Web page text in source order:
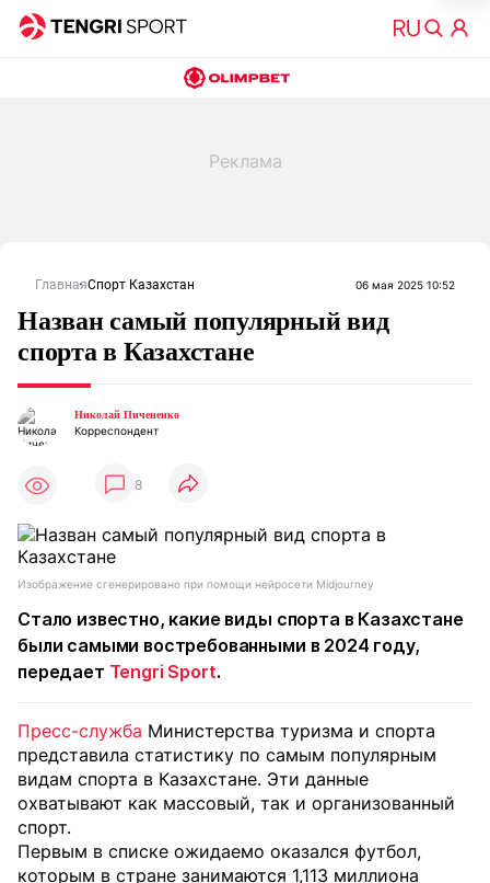
ГлавнаяСпорт Казахстан 06 мая 2025 10:52
Назван самый популярный вид
спорта в Казахстане
Николай Пичененко
Корреспондент
8
Изображение сгенерировано при помощи нейросети Midjourney
Стало известно, какие виды спорта в Казахстане
были самыми востребованными в 2024 году,
передает Tengri Sport.
Пресс-служба Министерства туризма и спорта
представила статистику по самым популярным
видам спорта в Казахстане. Эти данные
охватывают как массовый, так и организованный
спорт.
Первым в списке ожидаемо оказался футбол,
которым в стране занимаются 1,113 миллиона